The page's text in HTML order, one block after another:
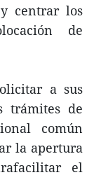
centrar los
de
a sus
trámites de
común
la apertura
el